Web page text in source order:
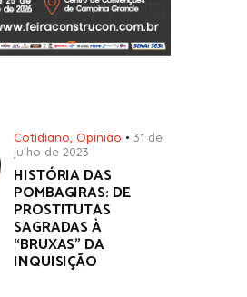
Cotidiano Opinião
31 de
julho de 2023
HISTÓRIA DAS
POMBAGIRAS: DE
PROSTITUTAS
SAGRADAS À
“BRUXAS” DA
INQUISIÇÃO